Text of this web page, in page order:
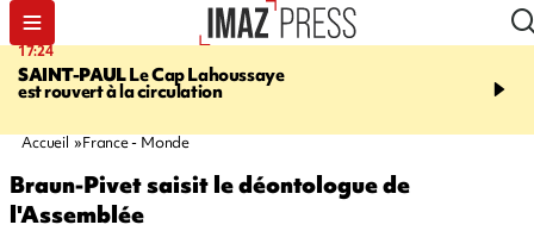
17:24
SAINT-PAULLe Cap Lahoussaye
est rouvert à la circulation
19:49
Quentin Dumontier, sa
Accueil France - Monde
Braun-Pivet saisit le déontologue de
l'Assemblée